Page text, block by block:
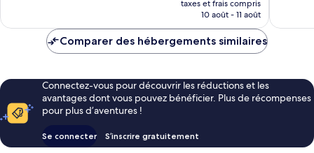
prix
de
taxes et frais compris
10 août - 11 août
Comparer des hébergements similaires
Connectez-vous pour découvrir les réductions et les
avantages dont vous pouvez bénéficier. Plus de récompenses
pour plus d’aventures !
Se connecter S’inscrire gratuitement